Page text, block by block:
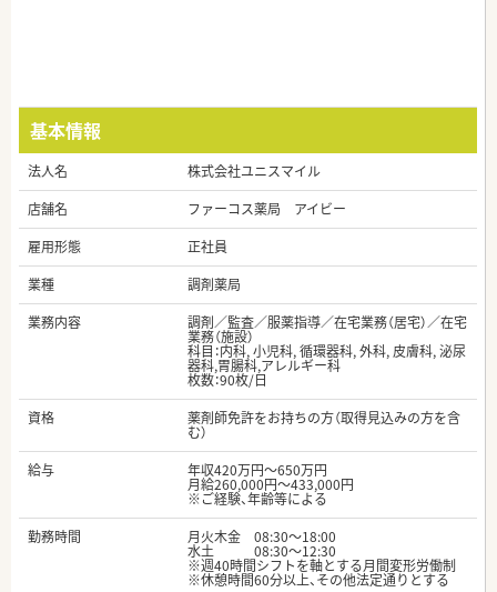
基本情報
法人名
株式会社ユニスマイル
店舗名
ファーコス薬局 アイビー
雇用形態
正社員
業種
調剤薬局
業務内容
調剤／監査／服薬指導／在宅業務（居宅）／在宅
業務（施設）
科目：内科, 小児科, 循環器科, 外科, 皮膚科, 泌尿
器科,胃腸科,アレルギー科
枚数：90枚/日
資格
薬剤師免許をお持ちの方（取得見込みの方を含
む）
給与
年収420万円～650万円
月給260,000円～433,000円
※ご経験、年齢等による
勤務時間
月火木金 08:30～18:00
水土 08:30～12:30
※週40時間シフトを軸とする月間変形労働制
※休憩時間60分以上、その他法定通りとする